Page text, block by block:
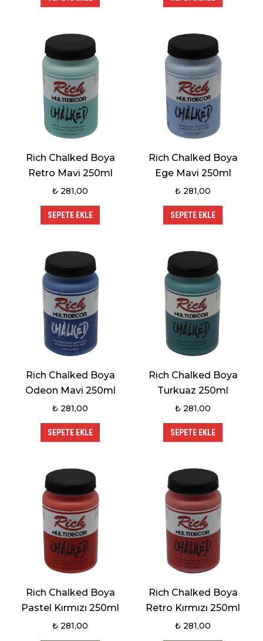
Rich Chalked Boya
Retro Mavi 250ml
₺ 281,00
SEPETE EKLE
Rich Chalked Boya
Ege Mavi 250ml
₺ 281,00
SEPETE EKLE
Rich Chalked Boya
Odeon Mavi 250ml
₺ 281,00
SEPETE EKLE
Rich Chalked Boya
Turkuaz 250ml
₺ 281,00
SEPETE EKLE
Rich Chalked Boya
Pastel Kırmızı 250ml
₺ 281,00
Rich Chalked Boya
Retro Kırmızı 250ml
₺ 281,00